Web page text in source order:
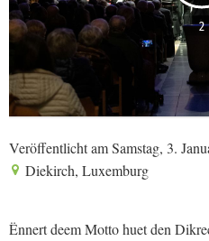
2
Veröffentlicht am Samstag, 3.
Diekirch, Luxemburg
Ënnert deem Motto huet den